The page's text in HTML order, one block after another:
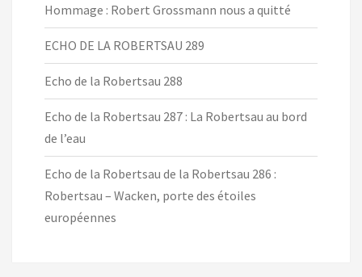
Hommage : Robert Grossmann nous a quitté
ECHO DE LA ROBERTSAU 289
Echo de la Robertsau 288
Echo de la Robertsau 287 : La Robertsau au bord
de l’eau
Echo de la Robertsau de la Robertsau 286 :
Robertsau – Wacken, porte des étoiles
européennes